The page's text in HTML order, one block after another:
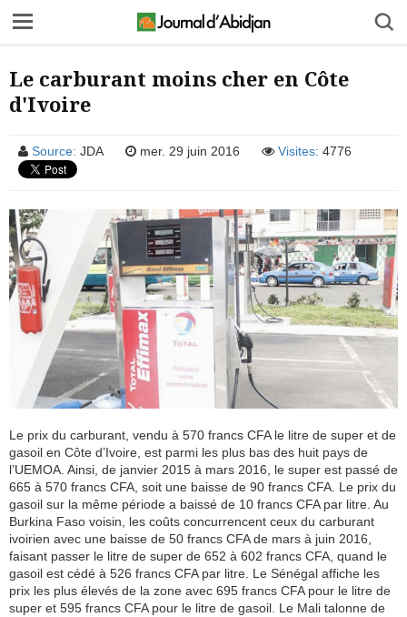
Le carburant moins cher en Côte
d'Ivoire
Source: JDA mer. 29 juin 2016 Visites: 4776
Le prix du carburant, vendu à 570 francs CFA le litre de super et de
gasoil en Côte d’Ivoire, est parmi les plus bas des huit pays de
l’UEMOA. Ainsi, de janvier 2015 à mars 2016, le super est passé de
665 à 570 francs CFA, soit une baisse de 90 francs CFA. Le prix du
gasoil sur la même période a baissé de 10 francs CFA par litre. Au
Burkina Faso voisin, les coûts concurrencent ceux du carburant
ivoirien avec une baisse de 50 francs CFA de mars à juin 2016,
faisant passer le litre de super de 652 à 602 francs CFA, quand le
gasoil est cédé à 526 francs CFA par litre. Le Sénégal affiche les
prix les plus élevés de la zone avec 695 francs CFA pour le litre de
super et 595 francs CFA pour le litre de gasoil. Le Mali talonne de